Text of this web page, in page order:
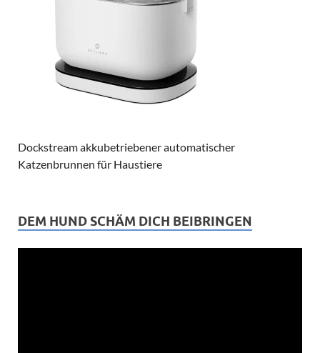
Dockstream akkubetriebener automatischer
Katzenbrunnen für Haustiere
DEM HUND SCHÄM DICH BEIBRINGEN